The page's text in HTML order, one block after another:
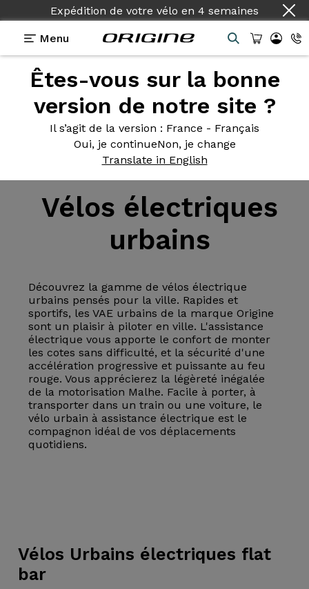
Expédition de votre vélo en 4 semaines
Menu
Êtes-vous sur la bonne
version de notre site ?
Il s’agit de la version : France - Français
Oui, je continueNon, je change
Translate in English
Vélos électriques>Urbain
Vélos électriques
urbains
Découvrez la gamme de vélos électrique
urbains pensés pour la ville. Rapides et
sportifs, les VAE urbains de la marque Origine
sont un plaisir à piloter en ville. L'assistance
électrique vous apporte le confort de monter
les cotes sans difficulté, et la sécurité d'une
accélération progressive et puissante au feu
rouge. Vous apprécierez la légèreté inégalée
de la motorisation Malhe. Facile à porter, à
transporter dans un train ou une voiture, le
vélo urbain à assistance électrique est le
compagnon idéal de vos déplacements
quotidiens.
Vélos Urbains électriques flat
bar